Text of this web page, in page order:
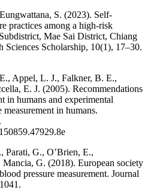
S. (2023). Self-
practices among a high-risk
Mae Sai District, Chiang
Scholarship, 10(1), 17–30.
Appel, L. J., Falkner, B. E.,
E. J. (2005). Recommendations
in humans and experimental
in humans.
Parati, G., O’Brien, E.,
G. (2018). European society
pressure measurement. Journal